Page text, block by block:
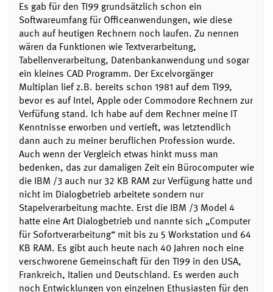
Es gab für den TI99 grundsätzlich schon ein
Softwareumfang für Officeanwendungen, wie diese
auch auf heutigen Rechnern noch laufen. Zu nennen
wären da Funktionen wie Textverarbeitung,
Tabellenverarbeitung, Datenbankanwendung und sogar
ein kleines CAD Programm. Der Excelvorgänger
Multiplan lief z.B. bereits schon 1981 auf dem TI99,
bevor es auf Intel, Apple oder Commodore Rechnern zur
Verfüfung stand. Ich habe auf dem Rechner meine IT
Kenntnisse erworben und vertieft, was letztendlich
dann auch zu meiner beruflichen Profession wurde.
Auch wenn der Vergleich etwas hinkt muss man
bedenken, das zur damaligen Zeit ein Bürocomputer wie
die IBM /3 auch nur 32 KB RAM zur Verfügung hatte und
nicht im Dialogbetrieb arbeitete sondern nur
Stapelverarbeitung machte. Erst die IBM /3 Model 4
hatte eine Art Dialogbetrieb und nannte sich „Computer
für Sofortverarbeitung“ mit bis zu 5 Workstation und 64
KB RAM. Es gibt auch heute nach 40 Jahren noch eine
verschworene Gemeinschaft für den TI99 in den USA,
Frankreich, Italien und Deutschland. Es werden auch
noch Entwicklungen von einzelnen Ethusiasten für den